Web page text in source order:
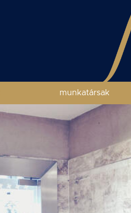
munkatársak